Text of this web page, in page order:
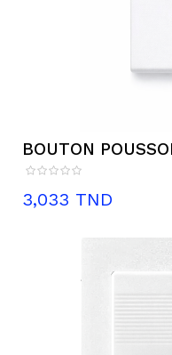
BOUTON
Prix
3,033 TND